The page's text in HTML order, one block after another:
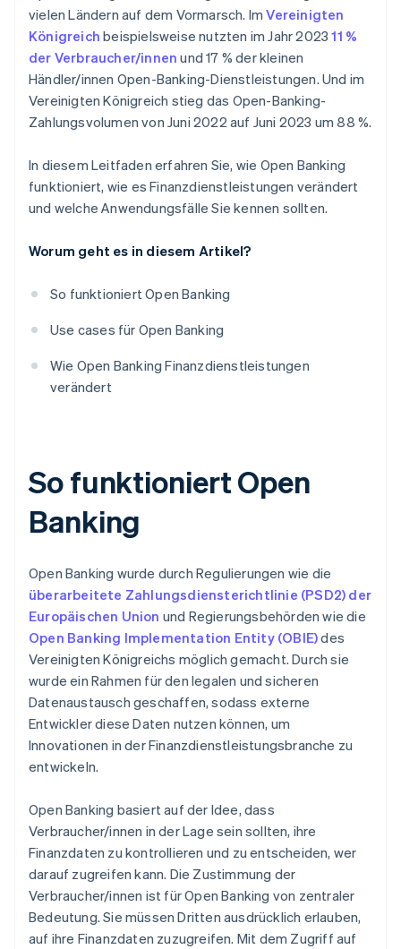
vielen Ländern auf dem Vormarsch. ImVereinigten
Königreich beispielsweise nutzten im Jahr 202311 %
der Verbraucher/innen und 17 % der kleinen
Händler/innen Open-Banking-Dienstleistungen. Und im
Vereinigten Königreich stieg das Open-Banking-
Zahlungsvolumen von Juni 2022 auf Juni 2023 um 88 %.
In diesem Leitfaden erfahren Sie, wie Open Banking
funktioniert, wie es Finanzdienstleistungen verändert
und welche Anwendungsfälle Sie kennen sollten.
Worum geht es in diesem Artikel?
So funktioniert Open Banking
Use cases für Open Banking
Wie Open Banking Finanzdienstleistungen
verändert
So funktioniert Open
Banking
Open Banking wurde durch Regulierungen wie die
überarbeitete Zahlungsdiensterichtlinie (PSD2) der
Europäischen Union und Regierungsbehörden wie die
Open Banking Implementation Entity (OBIE)des
Vereinigten Königreichs möglich gemacht. Durch sie
wurde ein Rahmen für den legalen und sicheren
Datenaustausch geschaffen, sodass externe
Entwickler diese Daten nutzen können, um
Innovationen in der Finanzdienstleistungsbranche zu
entwickeln.
Open Banking basiert auf der Idee, dass
Verbraucher/innen in der Lage sein sollten, ihre
Finanzdaten zu kontrollieren und zu entscheiden, wer
darauf zugreifen kann. Die Zustimmung der
Verbraucher/innen ist für Open Banking von zentraler
Bedeutung. Sie müssen Dritten ausdrücklich erlauben,
auf ihre Finanzdaten zuzugreifen. Mit dem Zugriff auf